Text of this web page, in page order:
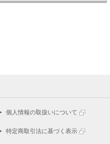
個人情報の取扱いについて
特定商取引法に基づく表示